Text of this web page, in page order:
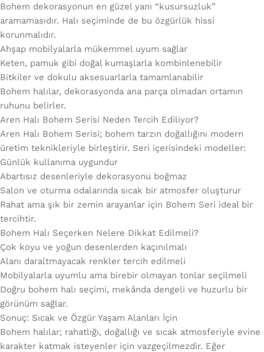
Bohem dekorasyonun en güzel yanı “kusursuzluk”
aramamasıdır. Halı seçiminde de bu özgürlük hissi
korunmalıdır.
Ahşap mobilyalarla mükemmel uyum sağlar
Keten, pamuk gibi doğal kumaşlarla kombinlenebilir
Bitkiler ve dokulu aksesuarlarla tamamlanabilir
Bohem halılar, dekorasyonda ana parça olmadan ortamın
ruhunu belirler.
Aren Halı Bohem Serisi Neden Tercih Ediliyor?
Aren Halı Bohem Serisi; bohem tarzın doğallığını modern
üretim teknikleriyle birleştirir. Seri içerisindeki modeller:
Günlük kullanıma uygundur
Abartısız desenleriyle dekorasyonu boğmaz
Salon ve oturma odalarında sıcak bir atmosfer oluşturur
Rahat ama şık bir zemin arayanlar için Bohem Seri ideal bir
tercihtir.
Bohem Halı Seçerken Nelere Dikkat Edilmeli?
Çok koyu ve yoğun desenlerden kaçınılmalı
Alanı daraltmayacak renkler tercih edilmeli
Mobilyalarla uyumlu ama birebir olmayan tonlar seçilmeli
Doğru bohem halı seçimi, mekânda dengeli ve huzurlu bir
görünüm sağlar.
Sonuç: Sıcak ve Özgür Yaşam Alanları İçin
Bohem halılar; rahatlığı, doğallığı ve sıcak atmosferiyle evine
karakter katmak isteyenler için vazgeçilmezdir. Eğer